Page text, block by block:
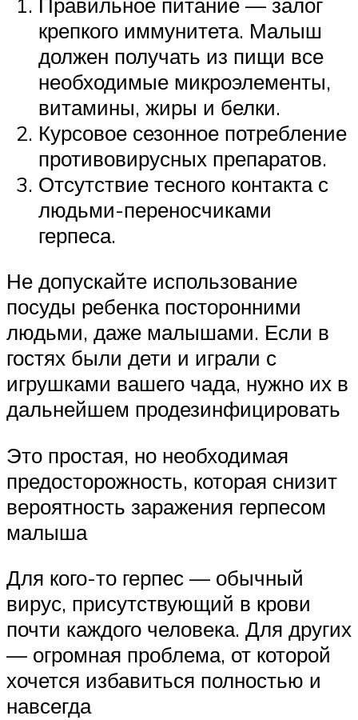
крепкого иммунитета. Малыш
должен получать из пищи все
необходимые микроэлементы,
витамины, жиры и белки.
Курсовое сезонное потребление
противовирусных препаратов.
Отсутствие тесного контакта с
людьми-переносчиками
герпеса.
Не допускайте использование
посуды ребенка посторонними
людьми, даже малышами. Если в
гостях были дети и играли с
игрушками вашего чада, нужно их в
дальнейшем продезинфицировать
Это простая, но необходимая
предосторожность, которая снизит
вероятность заражения герпесом
малыша
Для кого-то герпес — обычный
вирус, присутствующий в крови
почти каждого человека. Для других
— огромная проблема, от которой
хочется избавиться полностью и
навсегда